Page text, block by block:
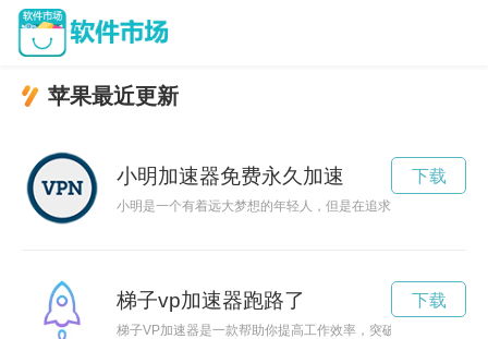
苹果最近更新
小明加速器免费永久加速
小明是一个有着远大梦想的年轻人，但是在追求梦想的道路上
下载
梯子vp加速器跑路了
梯子VP加速器是一款帮助你提高工作效率，突破自我极限的加
下载